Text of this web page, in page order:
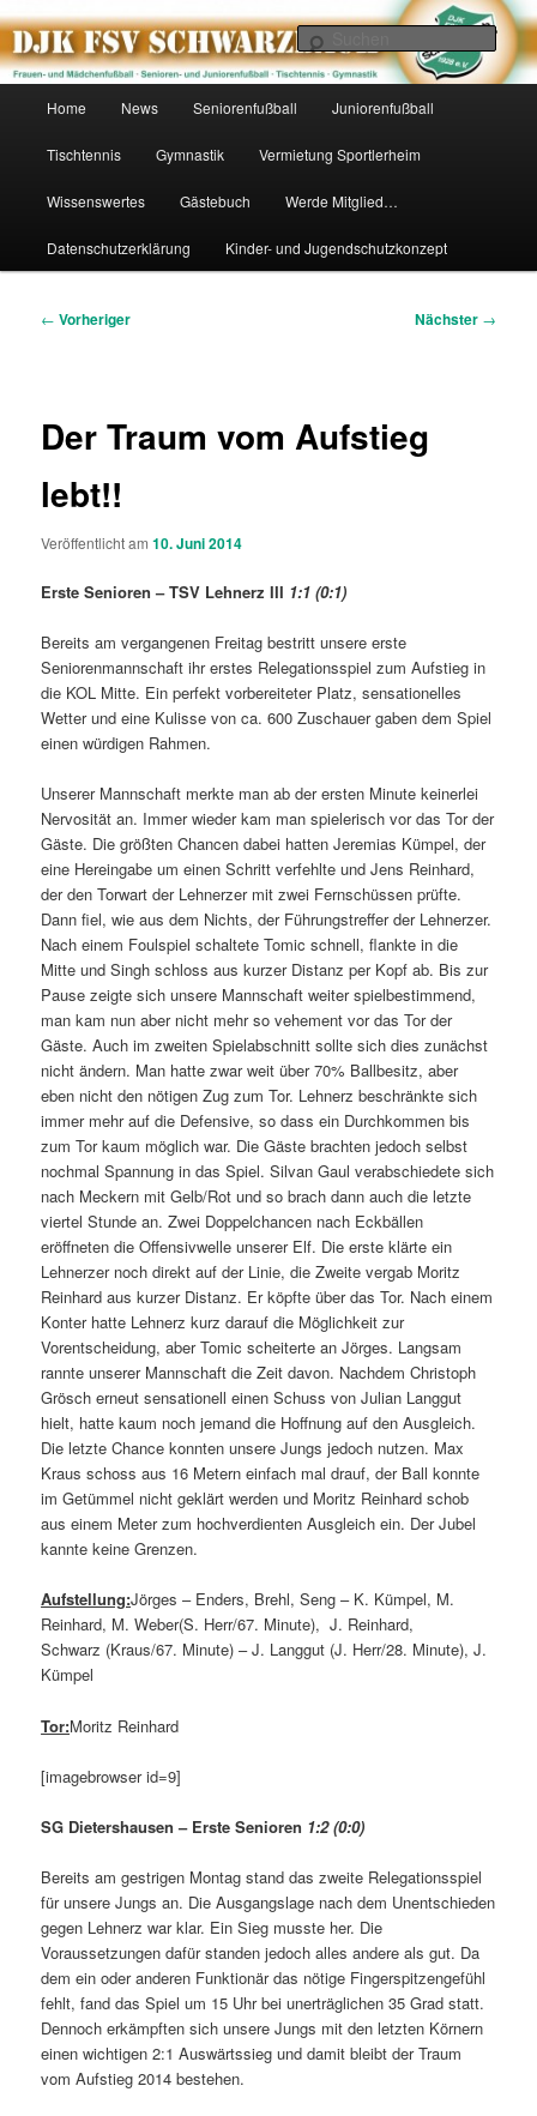
Zum
primären
Inhalt
springenDJK FSV Schwarzbach 1928 e.V.
Home News Seniorenfußball Juniorenfußball
Tischtennis Gymnastik Vermietung Sportlerheim
Wissenswertes Gästebuch Werde Mitglied…
Datenschutzerklärung Kinder- und Jugendschutzkonzept
Beitragsnavigation
← Vorheriger Nächster →
Der Traum vom Aufstieg
lebt!!
Veröffentlicht am10. Juni 2014
Erste Senioren – TSV Lehnerz III 1:1 (0:1)
Bereits am vergangenen Freitag bestritt unsere erste
Seniorenmannschaft ihr erstes Relegationsspiel zum Aufstieg in
die KOL Mitte. Ein perfekt vorbereiteter Platz, sensationelles
Wetter und eine Kulisse von ca. 600 Zuschauer gaben dem Spiel
einen würdigen Rahmen.
Unserer Mannschaft merkte man ab der ersten Minute keinerlei
Nervosität an. Immer wieder kam man spielerisch vor das Tor der
Gäste. Die größten Chancen dabei hatten Jeremias Kümpel, der
eine Hereingabe um einen Schritt verfehlte und Jens Reinhard,
der den Torwart der Lehnerzer mit zwei Fernschüssen prüfte.
Dann fiel, wie aus dem Nichts, der Führungstreffer der Lehnerzer.
Nach einem Foulspiel schaltete Tomic schnell, flankte in die
Mitte und Singh schloss aus kurzer Distanz per Kopf ab. Bis zur
Pause zeigte sich unsere Mannschaft weiter spielbestimmend,
man kam nun aber nicht mehr so vehement vor das Tor der
Gäste. Auch im zweiten Spielabschnitt sollte sich dies zunächst
nicht ändern. Man hatte zwar weit über 70% Ballbesitz, aber
eben nicht den nötigen Zug zum Tor. Lehnerz beschränkte sich
immer mehr auf die Defensive, so dass ein Durchkommen bis
zum Tor kaum möglich war. Die Gäste brachten jedoch selbst
nochmal Spannung in das Spiel. Silvan Gaul verabschiedete sich
nach Meckern mit Gelb/Rot und so brach dann auch die letzte
viertel Stunde an. Zwei Doppelchancen nach Eckbällen
eröffneten die Offensivwelle unserer Elf. Die erste klärte ein
Lehnerzer noch direkt auf der Linie, die Zweite vergab Moritz
Reinhard aus kurzer Distanz. Er köpfte über das Tor. Nach einem
Konter hatte Lehnerz kurz darauf die Möglichkeit zur
Vorentscheidung, aber Tomic scheiterte an Jörges. Langsam
rannte unserer Mannschaft die Zeit davon. Nachdem Christoph
Grösch erneut sensationell einen Schuss von Julian Langgut
hielt, hatte kaum noch jemand die Hoffnung auf den Ausgleich.
Die letzte Chance konnten unsere Jungs jedoch nutzen. Max
Kraus schoss aus 16 Metern einfach mal drauf, der Ball konnte
im Getümmel nicht geklärt werden und Moritz Reinhard schob
aus einem Meter zum hochverdienten Ausgleich ein. Der Jubel
kannte keine Grenzen.
Aufstellung:Jörges – Enders, Brehl, Seng – K. Kümpel, M.
Reinhard, M. Weber(S. Herr/67. Minute), J. Reinhard,
Schwarz (Kraus/67. Minute) – J. Langgut (J. Herr/28. Minute), J.
Kümpel
Tor:Moritz Reinhard
[imagebrowser id=9]
SG Dietershausen – Erste Senioren 1:2 (0:0)
Bereits am gestrigen Montag stand das zweite Relegationsspiel
für unsere Jungs an. Die Ausgangslage nach dem Unentschieden
gegen Lehnerz war klar. Ein Sieg musste her. Die
Voraussetzungen dafür standen jedoch alles andere als gut. Da
dem ein oder anderen Funktionär das nötige Fingerspitzengefühl
fehlt, fand das Spiel um 15 Uhr bei unerträglichen 35 Grad statt.
Dennoch erkämpften sich unsere Jungs mit den letzten Körnern
einen wichtigen 2:1 Auswärtssieg und damit bleibt der Traum
vom Aufstieg 2014 bestehen.